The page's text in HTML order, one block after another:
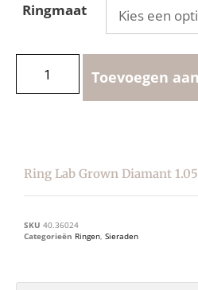
Ringmaat
Toevoegen
Ring Lab Grown Diamant
SKU 40.36024
Categorieën Ringen, Sieraden